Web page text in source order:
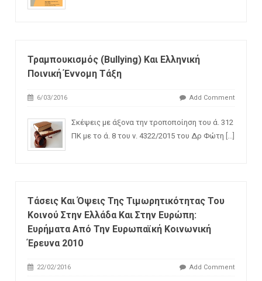
Τραμπουκισμός (bullying) Και Ελληνική
Ποινική Έννομη Τάξη
6/03/2016 Add Comment
Σκέψεις με άξονα την τροποποίηση του ά. 312
ΠΚ με το ά. 8 του ν. 4322/2015 του Δρ Φώτη [...]
Τάσεις Και Όψεις Της Τιμωρητικότητας Του
Κοινού Στην Ελλάδα Και Στην Ευρώπη:
Ευρήματα Από Την Ευρωπαϊκή Κοινωνική
Έρευνα 2010
22/02/2016 Add Comment